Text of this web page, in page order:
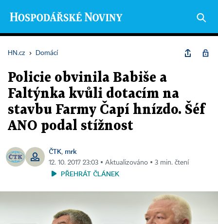
HN.cz › Domácí
Policie obvinila Babiše a
Faltýnka kvůli dotacím na
stavbu Farmy Čapí hnízdo. Šéf
ANO podal stížnost
ČTK, mrk
12. 10. 2017 23:03 ▪ Aktualizováno ▪ 3 min. čtení
PŘEHRÁT ČLÁNEK